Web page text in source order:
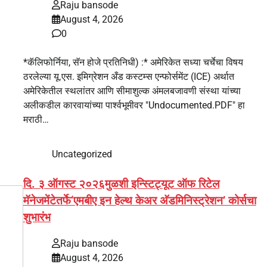
Raju bansode
August 4, 2026
0
*कॅलिफोर्निया, सॅन होजे प्रतिनिधी) :* अमेरिकेत सध्या चर्चेचा विषय
ठरलेल्या यू.एस. इमिग्रेशन अँड कस्टम्स एन्फोर्समेंट (ICE) अर्थात
अमेरिकेतील स्थलांतर आणि सीमाशुल्क अंमलबजावणी संस्था यांच्या
अलीकडील कारवायांच्या पार्श्वभूमीवर "Undocumented.PDF" हा
मराठी…
Uncategorized
दि. ३ ऑगस्ट २०२६मुळशी इन्स्टिट्यूट ऑफ रिटेल
मॅनेजमेंटेतर्फे‘एमबीए इन हेल्थ केअर अ‍ॅडमिनिस्ट्रेशन’ कोर्सचा
शुभारंभ
Raju bansode
August 4, 2026